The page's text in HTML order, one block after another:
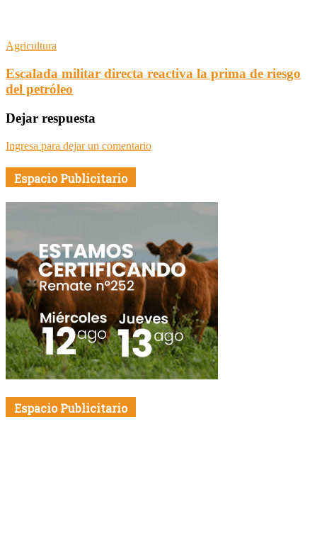
Agricultura
Escalada militar directa reactiva la prima de riesgo
del petróleo
Dejar respuesta
Ingresa para dejar un comentario
Espacio Publicitario
Espacio Publicitario